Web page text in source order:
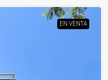
EN VENTA